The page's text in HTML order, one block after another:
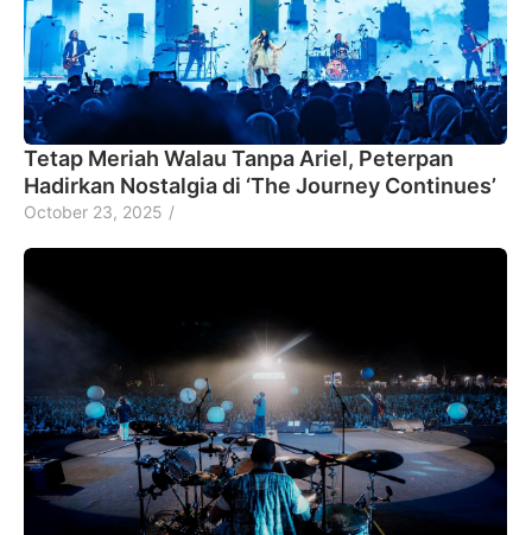
Tetap Meriah Walau Tanpa Ariel, Peterpan
Hadirkan Nostalgia di ‘The Journey Continues’
October 23, 2025 /